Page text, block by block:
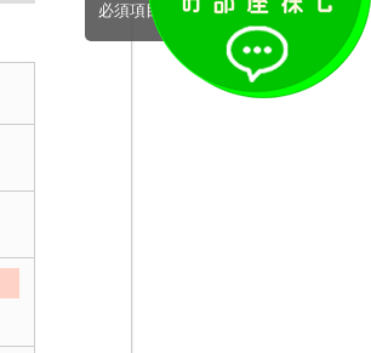
必須項目完了